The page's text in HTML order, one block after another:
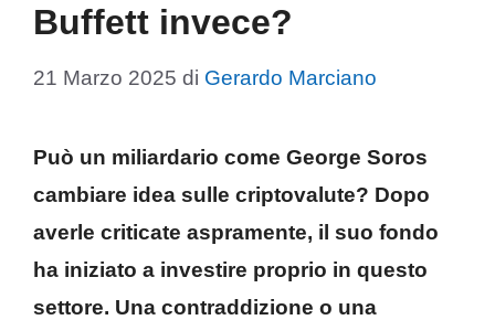
Buffett invece?
21 Marzo 2025 di Gerardo Marciano
Può un miliardario come George Soros
cambiare idea sulle criptovalute? Dopo
averle criticate aspramente, il suo fondo
ha iniziato a investire proprio in questo
settore. Una contraddizione o una